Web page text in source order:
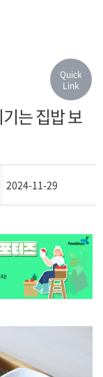
는 집밥 보
2024-11-29
Quick
Link